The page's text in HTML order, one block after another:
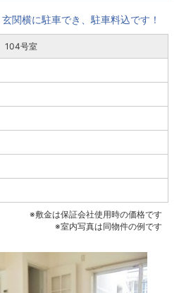
関横に駐車でき、駐車料込です！
104号室
※敷金は保証会社使用時の価格です
※室内写真は同物件の例です